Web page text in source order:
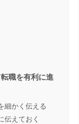
職を有利に進
細かく伝える
伝えておく